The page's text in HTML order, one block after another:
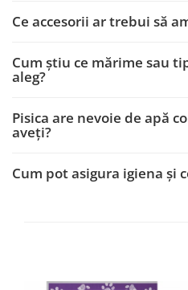
Ce accesorii ar trebui să
Cum știu ce mărime sau
aleg?
Pisica are nevoie de apă
aveți?
Cum pot asigura igiena și